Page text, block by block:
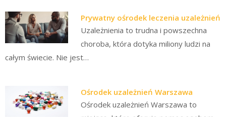
Prywatny ośrodek leczenia uzależnień
Uzależnienia to trudna i powszechna
choroba, która dotyka miliony ludzi na
całym świecie. Nie jest…
Ośrodek uzależnień Warszawa
Ośrodek uzależnień Warszawa to